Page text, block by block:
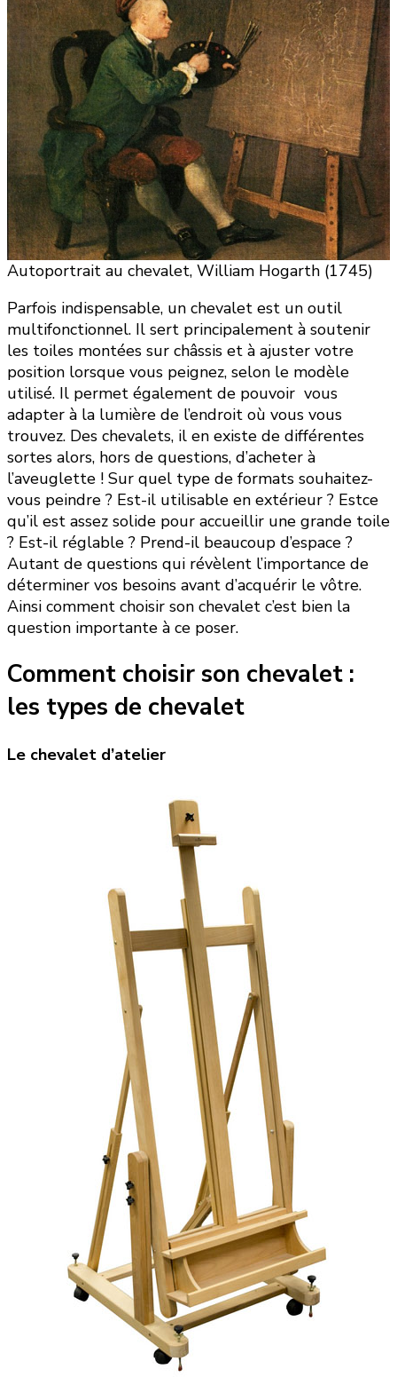
Autoportrait au chevalet, William Hogarth (1745)
Parfois indispensable, un chevalet est un outil
multifonctionnel. Il sert principalement à soutenir
les toiles montées sur châssis et à ajuster votre
position lorsque vous peignez, selon le modèle
utilisé. Il permet également de pouvoir vous
adapter à la lumière de l’endroit où vous vous
trouvez. Des chevalets, il en existe de différentes
sortes alors, hors de questions, d’acheter à
l’aveuglette ! Sur quel type de formats souhaitez-
vous peindre ? Est-il utilisable en extérieur ? Estce
qu’il est assez solide pour accueillir une grande toile
? Est-il réglable ? Prend-il beaucoup d’espace ?
Autant de questions qui révèlent l’importance de
déterminer vos besoins avant d’acquérir le vôtre.
Ainsi comment choisir son chevalet c’est bien la
question importante à ce poser.
Comment choisir son chevalet :
les types de chevalet
Le chevalet d’atelier